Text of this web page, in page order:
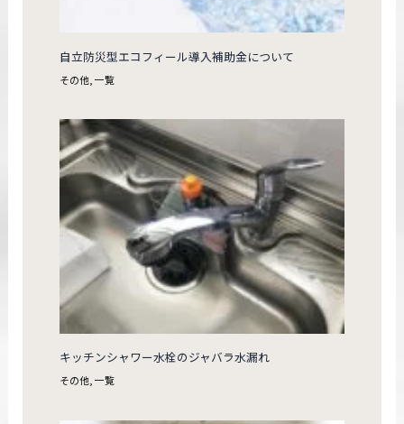
自立防災型エコフィール導入補助金について
その他 ,一覧
キッチンシャワー水栓のジャバラ水漏れ
その他 ,一覧